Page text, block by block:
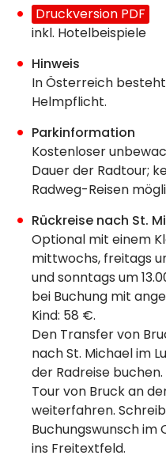
Druckversion PDF
inkl. Hotelbeispiele
Hinweis
In Österreich
Helmpflicht.
Parkinformation
Kostenloser
Dauer der Radtour;
Radweg-Reisen
Rückreise nach St.
Optional mit einem
mittwochs, freitags
und sonntags um
bei Buchung mit
Kind: 58 €.
Den Transfer von
nach St. Michael im
der Radreise
Tour von Bruck an
weiterfahren.
Buchungswunsch
ins Freitextfeld.